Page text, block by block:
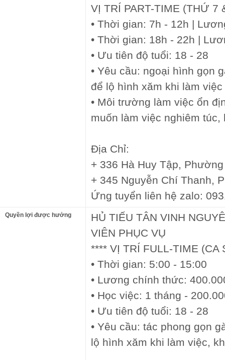
VỊ TRÍ PART-TIME (THỨ 7
• Thời gian: 7h - 12h |
• Thời gian: 18h - 22h |
• Ưu tiên độ tuổi: 18 - 28
• Yêu cầu: ngoại hình gọn
để lộ hình xăm khi làm việc
• Môi trường làm việc ổn
muốn làm việc nghiêm
Địa Chỉ:
+ 336 Hà Huy Tập,
+ 345 Nguyễn Chí Thanh,
Ứng tuyển liên hệ zalo:
Quyền lợi được hưởng
HỦ TIẾU TÂN VINH
VIÊN PHỤC VỤ
**** VỊ TRÍ FULL-TIME (CA
• Thời gian: 5:00 - 15:00
• Lương chính thức:
• Học việc: 1 tháng -
• Ưu tiên độ tuổi: 18 - 28
• Yêu cầu: tác phong gọn
lộ hình xăm khi làm việc,